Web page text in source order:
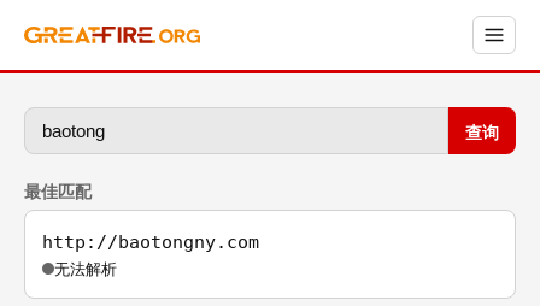
查询
最佳匹配
http://baotongny.com
无法解析